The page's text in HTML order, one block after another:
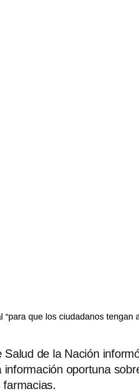
que los ciudadanos tengan
de la Nación
oportuna